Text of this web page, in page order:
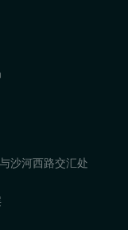
沙河西路交汇处